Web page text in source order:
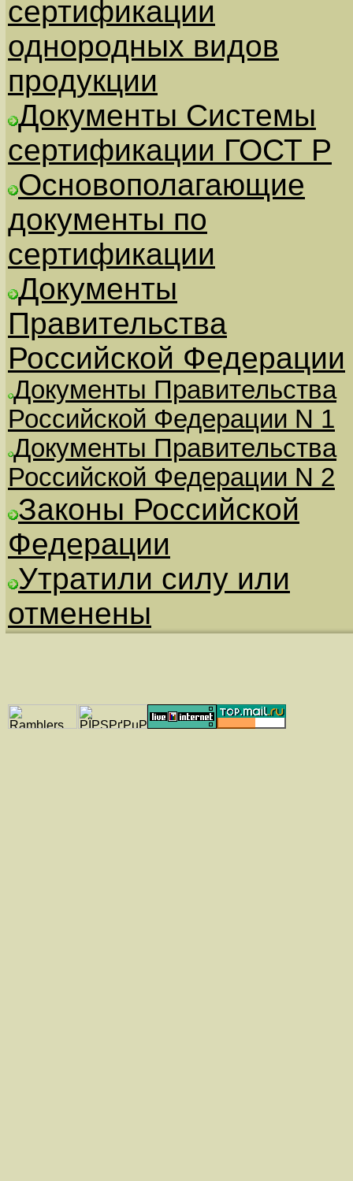
сертификации
однородных видов
продукции
Документы Системы
сертификации ГОСТ Р
Основополагающие
документы по
сертификации
Документы
Правительства
Российской Федерации
Документы Правительства
Российской Федерации N 1
Документы Правительства
Российской Федерации N 2
Законы Российской
Федерации
Утратили силу или
отменены